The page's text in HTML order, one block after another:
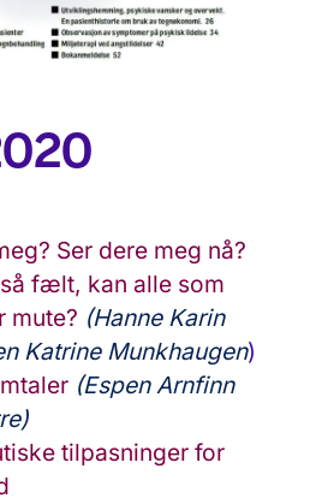
Ser dere meg nå?
fælt, kan alle som
mute? (Hanne Karin
Katrine Munkhaugen)
(Espen Arnfinn
tilpasninger for